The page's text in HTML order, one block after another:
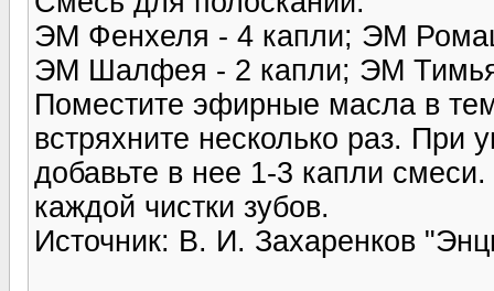
ЭМ Фенхеля - 4 капли; ЭМ
ЭМ Шалфея - 2 капли; ЭМ
Поместите эфирные масла в
встряхните несколько раз. При
добавьте в нее 1-3 капли
каждой чистки зубов.
Источник: В. И. Захаренков